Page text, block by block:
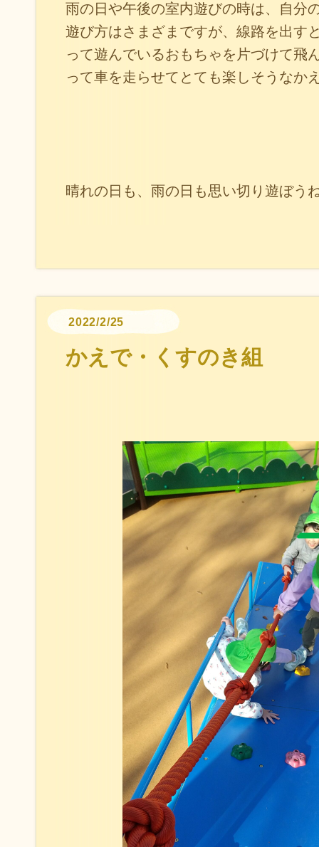
雨の日や午後の室内遊びの時は、自分
遊び方はさまざまですが、線路を出す
って遊んでいるおもちゃを片づけて飛
って車を走らせてとても楽しそうなか
晴れの日も、雨の日も思い切り遊ぼう
2022/2/25
かえで・くすのき組